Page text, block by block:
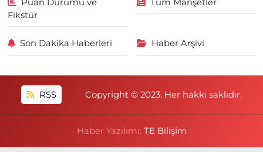
Fikstür
Son Dakika Haberleri Haber Arşivi
RSS Copyright © 2023. Her hakkı saklıdır.
Haber Yazılımı: TE Bilişim